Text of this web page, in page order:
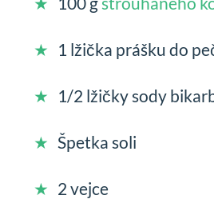
1 lžička prášku do
1/2 lžičky sody
Špetka soli
2 vejce